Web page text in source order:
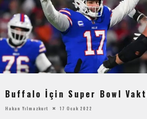
Buffalo İçin Super Bowl
Hakan Yılmazkurt 17 Ocak 2022